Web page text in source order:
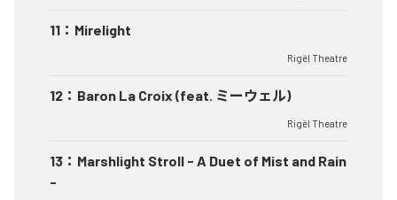
11 ： Mirelight
Rigël Theatre
12 ： Baron La Croix (feat. ミーウェル)
Rigël Theatre
13 ： Marshlight Stroll - A Duet of Mist and Rain
-